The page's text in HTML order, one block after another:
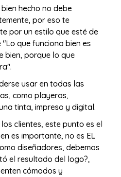
hecho no debe
por eso te
por un estilo que esté de
que funciona bien es
bien, porque lo que
usar en todas las
como playeras,
tinta, impreso y digital.
clientes, este punto es el
es importante, no es EL
diseñadores, debemos
el resultado del logo?,
cómodos y